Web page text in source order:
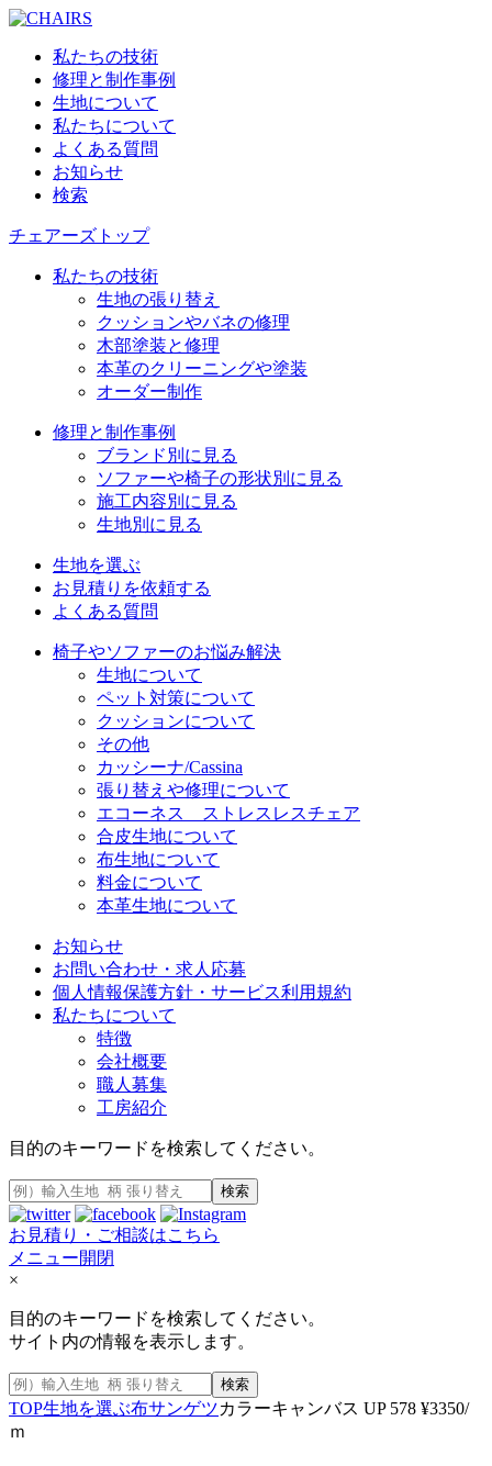
私たちの技術
修理と制作事例
生地について
私たちについて
よくある質問
お知らせ
検索
チェアーズトップ
私たちの技術
生地の張り替え
クッションやバネの修理
木部塗装と修理
本革のクリーニングや塗装
オーダー制作
修理と制作事例
ブランド別に見る
ソファーや椅子の形状別に見る
施工内容別に見る
生地別に見る
生地を選ぶ
お見積りを依頼する
よくある質問
椅子やソファーのお悩み解決
生地について
ペット対策について
クッションについて
その他
カッシーナ/Cassina
張り替えや修理について
エコーネス ストレスレスチェア
合皮生地について
布生地について
料金について
本革生地について
お知らせ
お問い合わせ・求人応募
個人情報保護方針・サービス利用規約
私たちについて
特徴
会社概要
職人募集
工房紹介
目的のキーワードを検索してください。
検索
お見積り・ご相談はこちら
メニュー開閉
×
目的のキーワードを検索してください。
サイト内の情報を表示します。
検索
TOP生地を選ぶ布サンゲツカラーキャンバス UP 578 ¥3350/
ｍ